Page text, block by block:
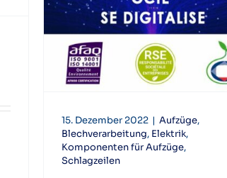
15. Dezember 2022 | Aufzüge,
Blechverarbeitung, Elektrik,
Komponenten für Aufzüge,
Schlagzeilen